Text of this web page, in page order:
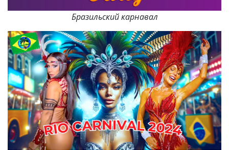
Бразильский карнавал